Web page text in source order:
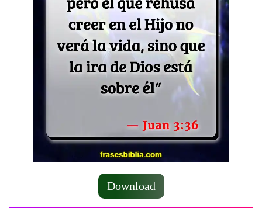
Download